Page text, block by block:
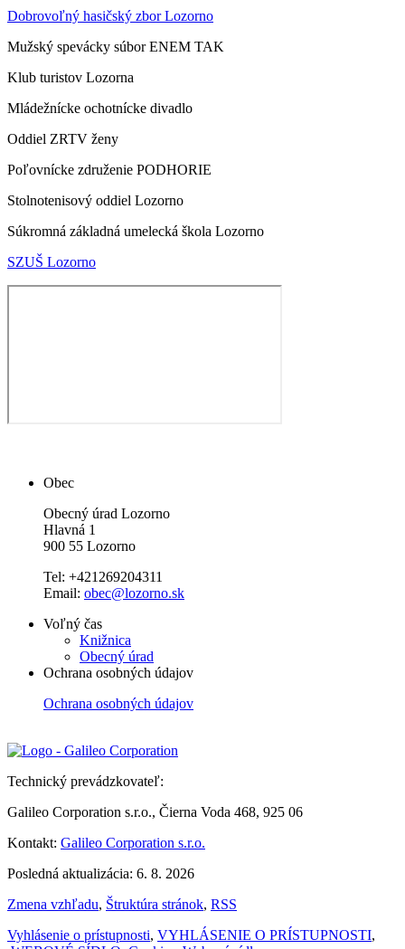
Dobrovoľný hasičský zbor Lozorno
Mužský spevácky súbor ENEM TAK
Klub turistov Lozorna
Mládežnícke ochotnícke divadlo
Oddiel ZRTV ženy
Poľovnícke združenie PODHORIE
Stolnotenisový oddiel Lozorno
Súkromná základná umelecká škola Lozorno
SZUŠ Lozorno
Obec
Obecný úrad Lozorno
Hlavná 1
900 55 Lozorno
Tel: +421269204311
Email: obec@lozorno.sk
Voľný čas
Knižnica
Obecný úrad
Ochrana osobných údajov
Ochrana osobných údajov
Technický prevádzkovateľ:
Galileo Corporation s.r.o., Čierna Voda 468, 925 06
Kontakt: Galileo Corporation s.r.o.
Posledná aktualizácia: 6. 8. 2026
Zmena vzhľadu, Štruktúra stránok, RSS
Vyhlásenie o prístupnosti, VYHLÁSENIE O PRÍSTUPNOSTI,